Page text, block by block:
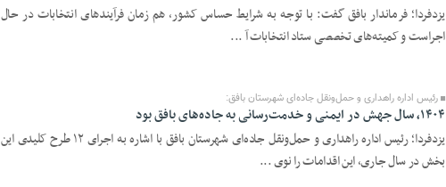
یزدفردا؛ فرماندار بافق گفت: با توجه به شرایط حساس کشور، هم زمان فرآیندهای انتخابات در حال
اجراست و کمیته‌های تخصصی ستاد انتخابات آ ...
رئیس اداره راهداری و حمل‌ونقل جاده‌ای شهرستان بافق:
۱۴۰۴، سال جهش در ایمنی و خدمت‌رسانی به جاده‌های بافق بود
یزدفردا؛ رئیس اداره راهداری و حمل‌ونقل جاده‌ای شهرستان بافق با اشاره به اجرای ۱۲ طرح کلیدی این
بخش در سال جاری، این اقدامات را نوی ...